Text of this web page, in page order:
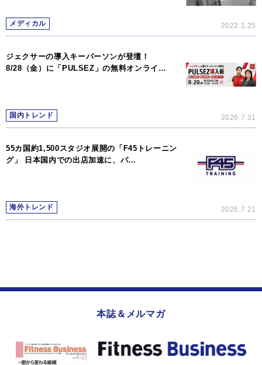
メディカル 2022.1.25
ジェクサーの導入キーパーソンが登壇！
8/28（金）に「PULSEZ」の無料オンライ…
国内トレンド 2026.7.31
55カ国約1,500スタジオ展開の「F45トレーニン
グ」 日本国内での出店加速に、パ…
海外トレンド 2026.7.21
本誌＆メルマガ